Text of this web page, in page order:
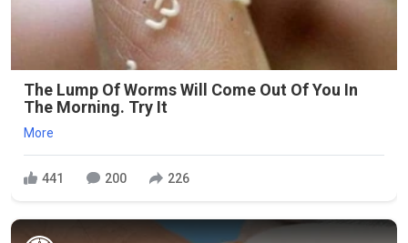
The Lump Of Worms Will Come Out Of You In
The Morning. Try It
More
441 200 226